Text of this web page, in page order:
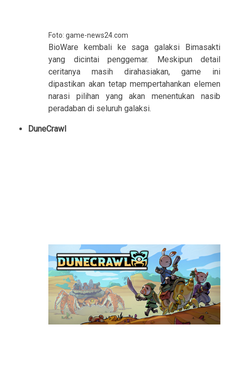
Foto: game-news24.com
BioWare kembali ke saga galaksi Bimasakti
yang dicintai penggemar. Meskipun detail
ceritanya masih dirahasiakan, game ini
dipastikan akan tetap mempertahankan elemen
narasi pilihan yang akan menentukan nasib
peradaban di seluruh galaksi.
DuneCrawl